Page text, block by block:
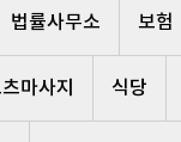
법률사무소 보험
마사지 식당